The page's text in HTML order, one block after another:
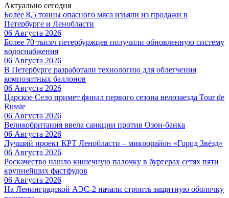
Актуально сегодня
Более 8,5 тонны опасного мяса изъяли из продажи в
Петербурге и Ленобласти
06 Августа 2026
Более 70 тысяч петербуржцев получили обновленную систему
водоснабжения
06 Августа 2026
В Петербурге разработали технологию для облегчения
композитных баллонов
06 Августа 2026
Царское Село примет финал первого сезона велозаезда Tour de
Russie
06 Августа 2026
Великобритания ввела санкции против Озон-банка
06 Августа 2026
Лучший проект КРТ Ленобласти – микрорайон «Город Звёзд»
06 Августа 2026
Роскачество нашло кишечную палочку в бургерах сетях пяти
крупнейших фастфудов
06 Августа 2026
На Ленинградской АЭС-2 начали строить защитную оболочку